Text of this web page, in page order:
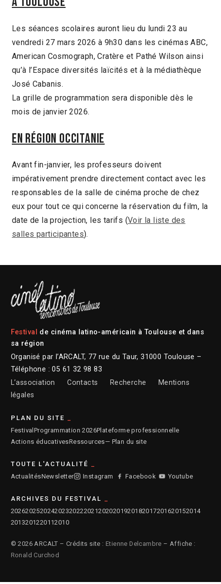
Les séances scolaires auront lieu du lundi 23 au
vendredi 27 mars 2026 à 9h30 dans les cinémas ABC,
American Cosmograph, Cratère et Pathé Wilson ainsi
qu’à l’Espace diversités laïcités et à la médiathèque
José Cabanis.
La grille de programmation sera disponible dès le
mois de janvier 2026.
En région Occitanie
Avant fin-janvier, les professeurs doivent
impérativement prendre directement contact avec les
responsables de la salle de cinéma proche de chez
eux pour tout ce qui concerne la réservation du film, la
date de la projection, les tarifs (Voir la liste des
salles participantes).
Festival de cinéma latino-américain à Toulouse et dans
sa région
Organisé par l’ARCALT, 77 rue du Taur, 31000 Toulouse –
Téléphone : 05 61 32 98 83
L’association
Contacts Recherche
Mentions
légales
PLAN DU SITE
FestivalProgrammation 2026Plateforme professionnelle
Actions éducativesRessources— Plan du site
TOUTE L'ACTUALITÉ
ActualitésNewsletter Instagram Facebook Youtube
ARCHIVES DU FESTIVAL
2026202520242023202220212020201920182017201620152014
2013201220112010
© 2026 ARCALT – Crédits site : Etienne Delcambre – Affiche :
Ronald Curchod